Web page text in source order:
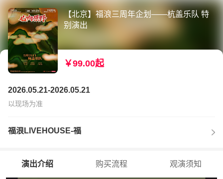
【北京】福浪三周年企划——杭盖乐队 特
别演出
￥99.00起
2026.05.21-2026.05.21
以现场为准
福浪LIVEHOUSE-福
演出介绍 购买流程 观演须知